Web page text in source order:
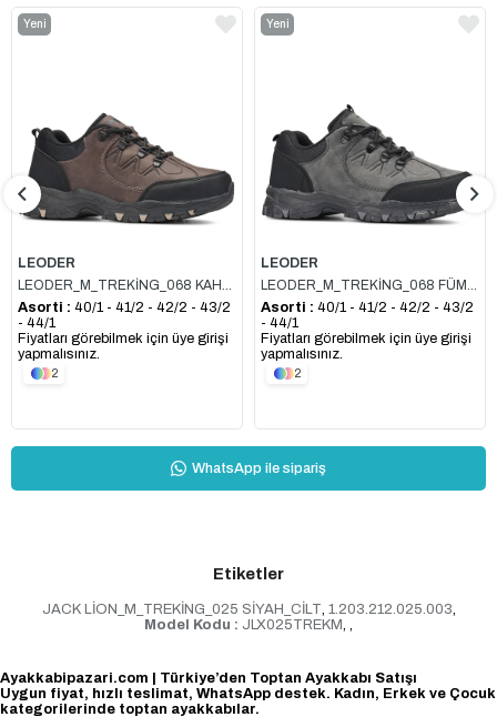
LEODER
Asorti : 40/1 - 41/2 - 42/2 - 43/2
- 44/1
Fiyatları görebilmek için üye girişi
yapmalısınız.
Yeni
2
LEODER
Asorti : 40/1 - 41/2 - 42/2 - 43/2
- 44/1
Fiyatları görebilmek için üye girişi
yapmalısınız.
Yeni
2
WhatsApp ile sipariş
Etiketler
JACK LİON_M_TREKİNG_025 SİYAH_CİLT 1.203.212.025.003
Model Kodu : JLX025TREKM
Ayakkabipazari.com | Türkiye’den Toptan Ayakkabı Satışı
Uygun fiyat, hızlı teslimat, WhatsApp destek. Kadın, Erkek ve Çocuk
kategorilerinde toptan ayakkabılar.